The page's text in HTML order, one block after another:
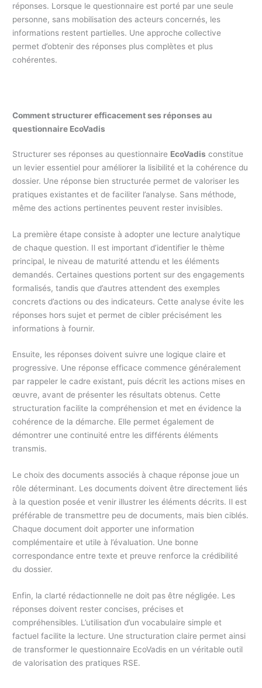
réponses. Lorsque le questionnaire est porté par une seule
personne, sans mobilisation des acteurs concernés, les
informations restent partielles. Une approche collective
permet d’obtenir des réponses plus complètes et plus
cohérentes.
Comment structurer efficacement ses réponses au
questionnaire EcoVadis
Structurer ses réponses au questionnaire EcoVadis constitue
un levier essentiel pour améliorer la lisibilité et la cohérence du
dossier. Une réponse bien structurée permet de valoriser les
pratiques existantes et de faciliter l’analyse. Sans méthode,
même des actions pertinentes peuvent rester invisibles.
La première étape consiste à adopter une lecture analytique
de chaque question. Il est important d’identifier le thème
principal, le niveau de maturité attendu et les éléments
demandés. Certaines questions portent sur des engagements
formalisés, tandis que d’autres attendent des exemples
concrets d’actions ou des indicateurs. Cette analyse évite les
réponses hors sujet et permet de cibler précisément les
informations à fournir.
Ensuite, les réponses doivent suivre une logique claire et
progressive. Une réponse efficace commence généralement
par rappeler le cadre existant, puis décrit les actions mises en
œuvre, avant de présenter les résultats obtenus. Cette
structuration facilite la compréhension et met en évidence la
cohérence de la démarche. Elle permet également de
démontrer une continuité entre les différents éléments
transmis.
Le choix des documents associés à chaque réponse joue un
rôle déterminant. Les documents doivent être directement liés
à la question posée et venir illustrer les éléments décrits. Il est
préférable de transmettre peu de documents, mais bien ciblés.
Chaque document doit apporter une information
complémentaire et utile à l’évaluation. Une bonne
correspondance entre texte et preuve renforce la crédibilité
du dossier.
Enfin, la clarté rédactionnelle ne doit pas être négligée. Les
réponses doivent rester concises, précises et
compréhensibles. L’utilisation d’un vocabulaire simple et
factuel facilite la lecture. Une structuration claire permet ainsi
de transformer le questionnaire EcoVadis en un véritable outil
de valorisation des pratiques RSE.